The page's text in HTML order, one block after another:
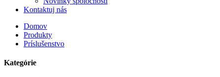
Kontaktuj nás
Domov
Produkty
Príslušenstvo
Kategórie